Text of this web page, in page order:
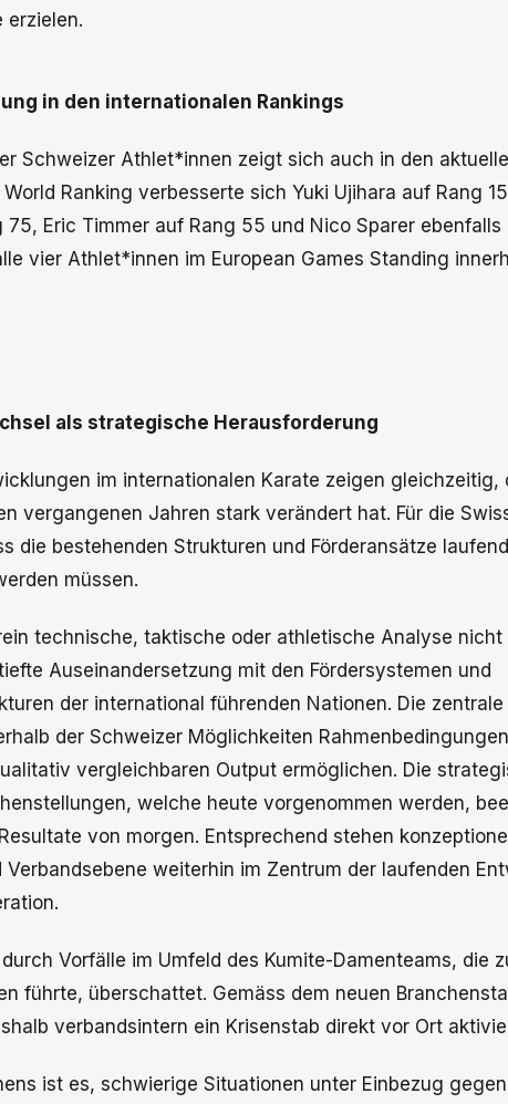
erzielen.
in den internationalen Rankings
Schweizer Athlet*innen zeigt sich auch in den
World Ranking verbesserte sich Yuki Ujihara auf Rang
75, Eric Timmer auf Rang 55 und Nico Sparer ebenfalls
vier Athlet*innen im European Games Standing
als strategische Herausforderung
im internationalen Karate zeigen gleichzeitig,
vergangenen Jahren stark verändert hat. Für die
die bestehenden Strukturen und Förderansätze
müssen.
technische, taktische oder athletische Analyse nicht
Auseinandersetzung mit den Fördersystemen und
der international führenden Nationen. Die
der Schweizer Möglichkeiten
vergleichbaren Output ermöglichen. Die
welche heute vorgenommen werden,
von morgen. Entsprechend stehen
Verbandsebene weiterhin im Zentrum der laufenden
Vorfälle im Umfeld des Kumite-Damenteams, die
führte, überschattet. Gemäss dem neuen
verbandsintern ein Krisenstab direkt vor Ort
ist es, schwierige Situationen unter Einbezug